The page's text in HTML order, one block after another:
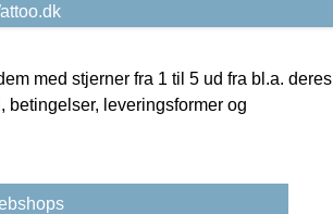
med stjerner fra 1 til 5 ud fra bl.a. deres
leveringsformer og